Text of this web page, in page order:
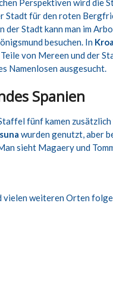
Perspektiven wird die
Stadt für den roten
der Stadt kann man im
besuchen. In
von Mereen und der
Namenlosen ausgesucht.
Spanien
fünf kamen
wurden genutzt, aber
sieht Magaery und
vielen weiteren Orten